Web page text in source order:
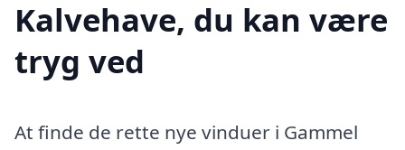
Kalvehave, du kan være
tryg ved
At finde de rette nye vinduer i Gammel